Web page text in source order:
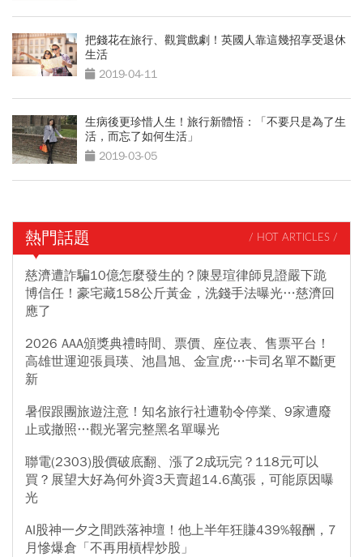
把錢花在旅行、觀賞戲劇！英國人靠這幾招享受退休
生活
2019-04-11
生病後更珍惜人生！旅行新體悟：「不要只是為了生
活，而忘了如何生活」
2019-03-05
熱門話題 / HOT ARTICLES /
慈濟遭詐騙10億怎麼發生的？陳昱瑄律師見證嚴下跪
博信任！豪宅藏158公斤黃金，洗錢手法曝光…慈濟回
應了
2026 AAA頒獎典禮時間、票價、座位表、售票平台！
高雄世運迎張員瑛、池昌旭、金宣虎…卡司名單不斷更
新
暑假跟團旅遊注意！知名旅行社遭勒令停業、9家遭廢
止或撤照…觀光署完整黑名單曝光
聯電(2303)股價破底翻、漲了2成玩完？118元可以
買？展望大好為何外資3天賣超14.6萬張，可能原因曝
光
AI股神一夕之間跌落神壇！他上半年狂賺439%報酬，7
月慘爆倉「不再用槓桿炒股」